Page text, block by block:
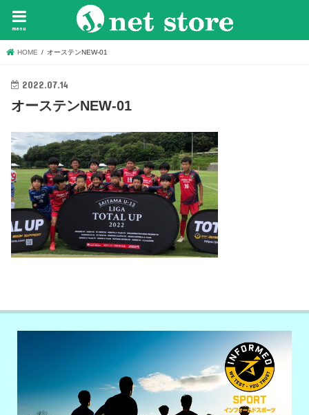
menu
HOME オーステンNEW-01
2022.07.14
オーステンNEW-01